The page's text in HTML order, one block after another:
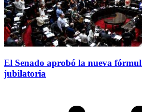
El Senado aprobó la nueva
jubilatoria